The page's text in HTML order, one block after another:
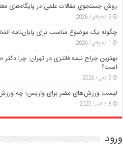
روش جستجوی مقالات علمی در پایگاه‌های
3 /جولای/ 2026
چگونه یک موضوع مناسب برای پایان‌نامه
1 /جولای/ 2026
بهترین جراح نیمه فانتزی در تهران: چرا
است؟
3 /می/ 2026
لیست ورزش‌های مضر برای واریس؛ چه
8 /اکتبر/ 2025
ورود